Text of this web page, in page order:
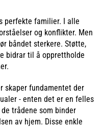
perfekte familier. I alle
og konflikter. Men
båndet sterkere. Støtte,
bidrar til å opprettholde
skaper fundamentet der
- enten det er en felles
trådene som binder
av hjem. Disse enkle